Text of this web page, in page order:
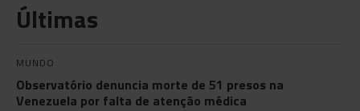
Últimas
MUNDO
Observatório denuncia morte de 51 presos na
Venezuela por falta de atenção médica